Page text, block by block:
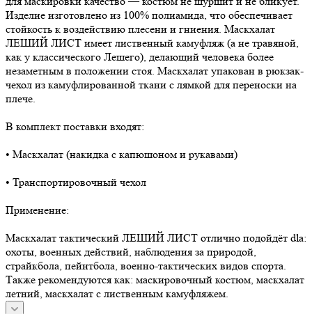
Изделие изготовлено из 100% полиамида, что обеспечивает
стойкость к воздействию плесени и гниения. Маскхалат
ЛЕШИЙ ЛИСТ имеет лиственный камуфляж (а не травяной,
как у классического Лешего), делающий человека более
незаметным в положении стоя. Маскхалат упакован в рюкзак-
чехол из камуфлированной ткани с лямкой для переноски на
плече.
В комплект поставки входят:
• Маскхалат (накидка с капюшоном и рукавами)
• Транспортировочный чехол
Применение:
Маскхалат тактический ЛЕШИЙ ЛИСТ отлично подойдёт dla:
охоты, военных действий, наблюдения за природой,
страйкбола, пейнтбола, военно-тактических видов спорта.
Также рекомендуются как: маскировочный костюм, маскхалат
летний, маскхалат с лиственным камуфляжем.